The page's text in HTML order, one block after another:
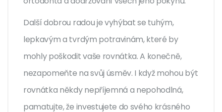
Další dobrou radou je vyhýbat se tuhým,
lepkavým a tvrdým potravinám, které by
mohly poškodit vaše rovnátka. A konečně,
nezapomeňte na svůj úsměv. I když mohou být
rovnátka někdy nepříjemná a nepohodlná,
pamatujte, že investujete do svého krásného